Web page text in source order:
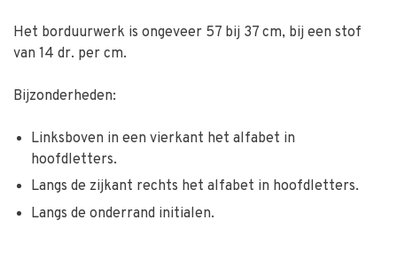
Het borduurwerk is ongeveer 57 bij 37 cm, bij een stof
van 14 dr. per cm.
Bijzonderheden:
Linksboven in een vierkant het alfabet in
hoofdletters.
Langs de zijkant rechts het alfabet in hoofdletters.
Langs de onderrand initialen.